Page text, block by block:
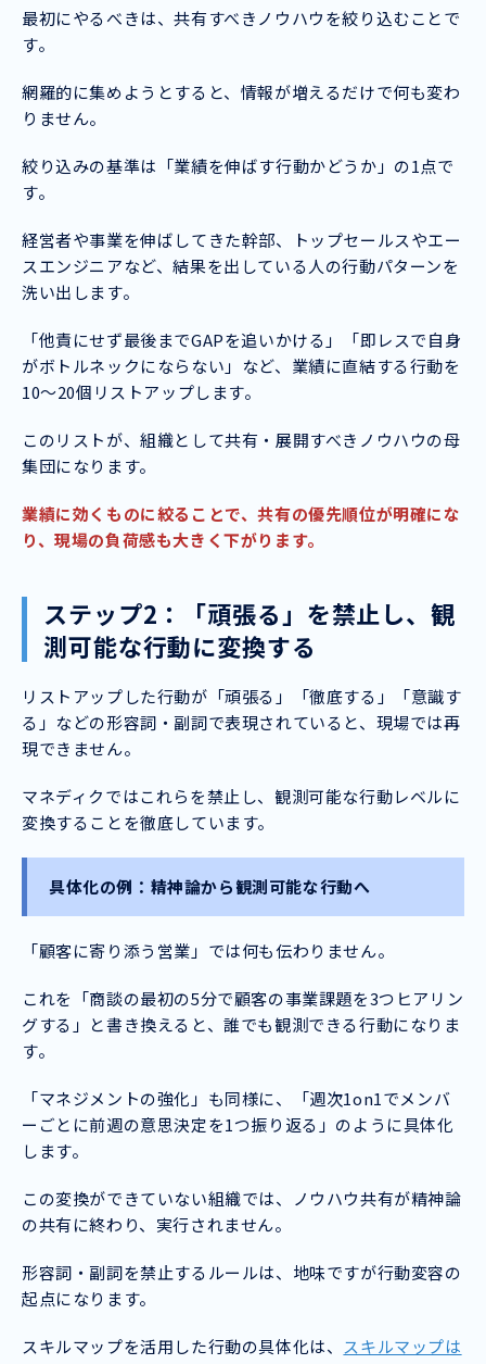
最初にやるべきは、共有すべきノウハウを絞り込むことで
す。
網羅的に集めようとすると、情報が増えるだけで何も変わ
りません。
絞り込みの基準は「業績を伸ばす行動かどうか」の1点で
す。
経営者や事業を伸ばしてきた幹部、トップセールスやエー
スエンジニアなど、結果を出している人の行動パターンを
洗い出します。
「他責にせず最後までGAPを追いかける」「即レスで自身
がボトルネックにならない」など、業績に直結する行動を
10〜20個リストアップします。
このリストが、組織として共有・展開すべきノウハウの母
集団になります。
業績に効くものに絞ることで、共有の優先順位が明確にな
り、現場の負荷感も大きく下がります。
ステップ2：「頑張る」を禁止し、観
測可能な行動に変換する
リストアップした行動が「頑張る」「徹底する」「意識す
る」などの形容詞・副詞で表現されていると、現場では再
現できません。
マネディクではこれらを禁止し、観測可能な行動レベルに
変換することを徹底しています。
具体化の例：精神論から観測可能な行動へ
「顧客に寄り添う営業」では何も伝わりません。
これを「商談の最初の5分で顧客の事業課題を3つヒアリン
グする」と書き換えると、誰でも観測できる行動になりま
す。
「マネジメントの強化」も同様に、「週次1on1でメンバ
ーごとに前週の意思決定を1つ振り返る」のように具体化
します。
この変換ができていない組織では、ノウハウ共有が精神論
の共有に終わり、実行されません。
形容詞・副詞を禁止するルールは、地味ですが行動変容の
起点になります。
スキルマップを活用した行動の具体化は、 スキルマップは